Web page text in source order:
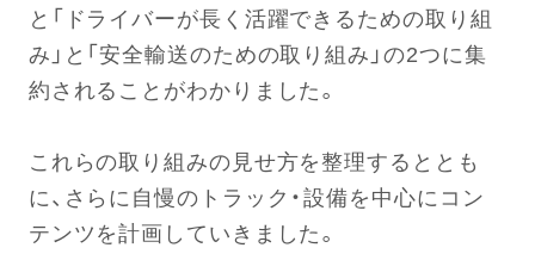
と「ドライバーが長く活躍できるための取り組
み」と「安全輸送のための取り組み」の2つに集
約されることがわかりました。
これらの取り組みの見せ方を整理するととも
に、さらに自慢のトラック・設備を中心にコン
テンツを計画していきました。